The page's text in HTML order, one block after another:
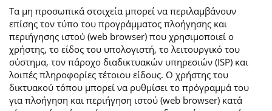
Τα μη προσωπικά στοιχεία μπορεί να περιλαμβάνουν
επίσης τον τύπο του προγράμματος πλοήγησης και
περιήγησης ιστού (web browser) που χρησιμοποιεί ο
χρήστης, το είδος του υπολογιστή, το λειτουργικό του
σύστημα, τον πάροχο διαδικτυακών υπηρεσιών (ISP) και
λοιπές πληροφορίες τέτοιου είδους. Ο χρήστης του
δικτυακού τόπου μπορεί να ρυθμίσει το πρόγραμμά του
για πλοήγηση και περιήγηση ιστού (web browser) κατά